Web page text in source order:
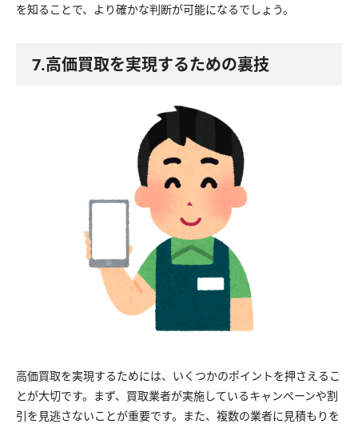
を知ることで、より確かな判断が可能になるでしょう。
7.高価買取を実現するための裏技
高価買取を実現するためには、いくつかのポイントを押さえるこ
とが大切です。まず、買取業者が実施しているキャンペーンや割
引を見逃さないことが重要です。また、複数の業者に見積もりを